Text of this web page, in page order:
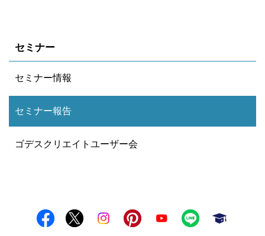
セミナー
セミナー情報
セミナー報告
ゴデスクリエイトユーザー会